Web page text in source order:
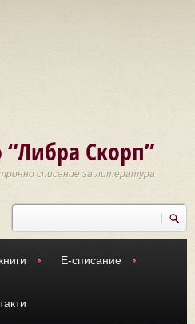
“Либра Скорп”
списание за литература
Търси
Е-списание